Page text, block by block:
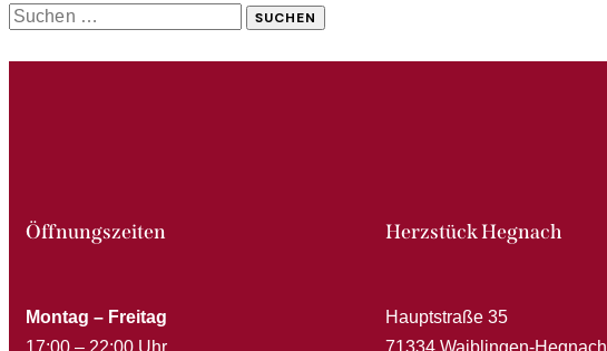
Öffnungszeiten
Montag – Freitag
17:00 – 22:00 Uhr
Herzstück Hegnach
Hauptstraße 35
71334 Waiblingen-Hegnach